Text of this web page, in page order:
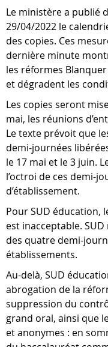
Le ministère a publié
29/04/2022 le
des copies. Ces
dernière minute
les réformes
et dégradent les
Les copies seront
mai, les réunions
Le texte prévoit que
demi-journées
le 17 mai et le 3 juin.
l’octroi de ces demi-
d’établissement.
Pour SUD éducation,
est inacceptable.
des quatre demi-
établissements.
Au-delà, SUD
abrogation de la
suppression du
grand oral, ainsi que
et anonymes : en